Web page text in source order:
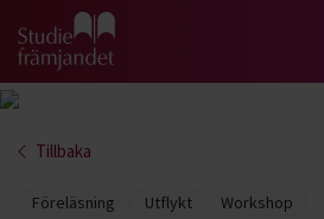
Gå till studiefrämjandets startsida
Tillbaka
Föreläsning Utflykt Workshop